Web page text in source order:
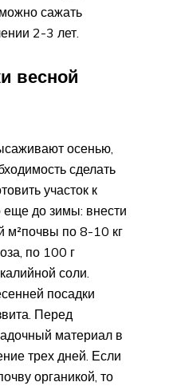
сажать
2-3 лет.
весной
осенью,
сделать
участок к
еще до зимы: внести
м²почвы по 8-10 кг
по 100 г
соли.
посадки
Перед
материал в
трех дней. Если
органикой, то